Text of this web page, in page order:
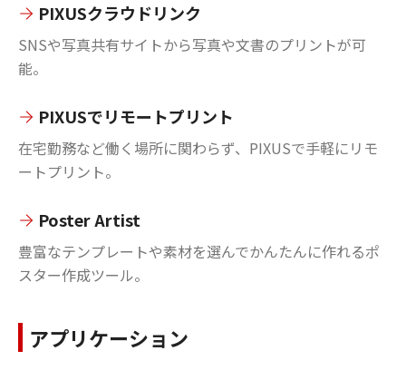
PIXUSクラウドリンク
SNSや写真共有サイトから写真や文書のプリントが可
能。
PIXUSでリモートプリント
在宅勤務など働く場所に関わらず、PIXUSで手軽にリモ
ートプリント。
Poster Artist
豊富なテンプレートや素材を選んでかんたんに作れるポ
スター作成ツール。
アプリケーション